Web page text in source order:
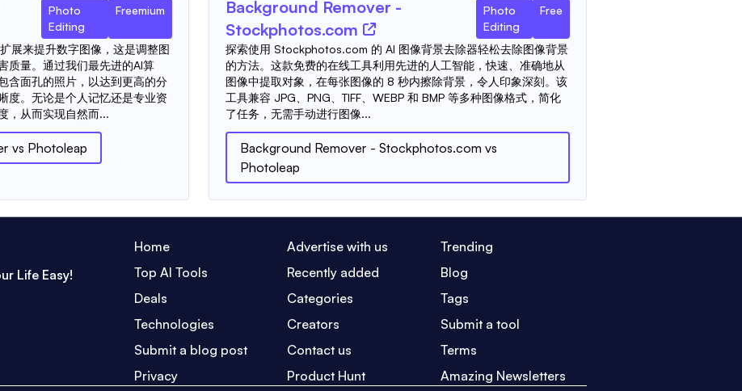
Photo
Editing
Freemium
展来提升数字图像，这是调整图
质量。通过我们最先进的AI算
含面孔的照片，以达到更高的分
度。无论是个人记忆还是专业资
，从而实现自然而...
vs Photoleap
Background Remover -
Stockphotos.com
Photo
Editing
Free
探索使用 Stockphotos.com 的 AI 图像背景去除器轻松去除图像背景
的方法。这款免费的在线工具利用先进的人工智能，快速、准确地从
图像中提取对象，在每张图像的 8 秒内擦除背景，令人印象深刻。该
工具兼容 JPG、PNG、TIFF、WEBP 和 BMP 等多种图像格式，简化
了任务，无需手动进行图像...
Background Remover - Stockphotos.com vs
Photoleap
Life Easy!
Home Advertise with us
Trending
Top AI Tools
Recently added
Blog
Deals
Categories
Tags
Technologies
Creators
Submit a tool
Submit a blog post
Contact us
Terms
Privacy
Product Hunt Amazing Newsletters